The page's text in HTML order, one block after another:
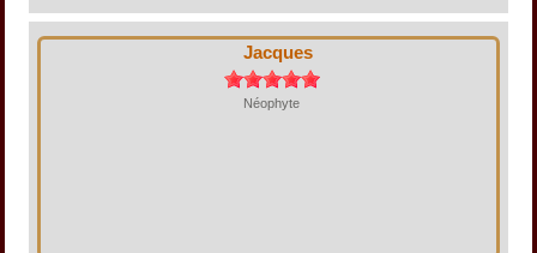
Jacques
Néophyte